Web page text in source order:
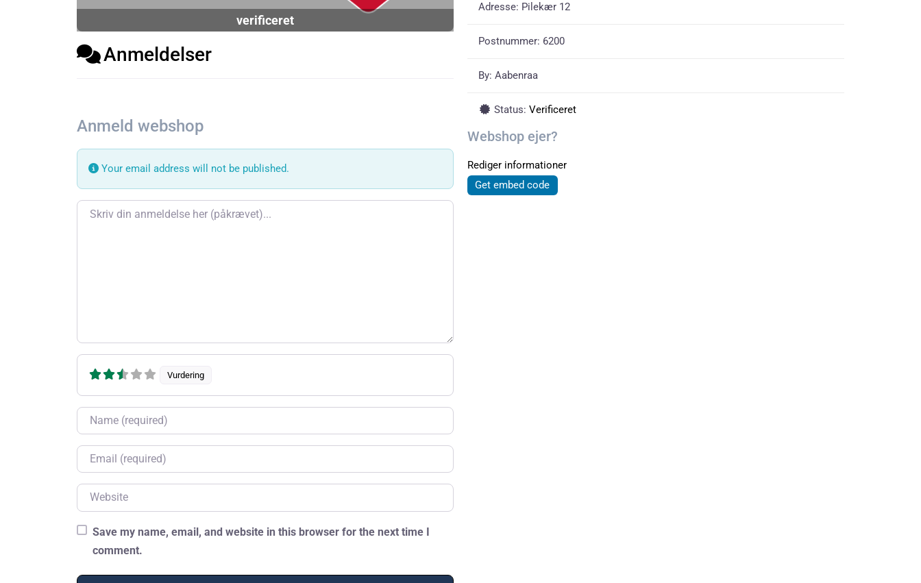
verificeret
Anmeldelser
Anmeld webshop
Your email address will not be published.
Review text
Vurdering
Name
Email
Website
Save my name, email, and website in this browser for the next time I
comment.
Adresse: Pilekær 12
Postnummer: 6200
By: Aabenraa
Status: Verificeret
Webshop ejer?
Rediger informationer
Get embed code